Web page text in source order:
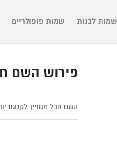
שמות לבנות שמות פופולריים
פירוש השם
השם תבל משוייך